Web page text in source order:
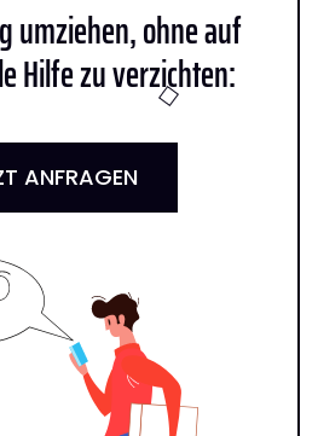
umziehen, ohne auf
Hilfe zu verzichten:
ANFRAGEN